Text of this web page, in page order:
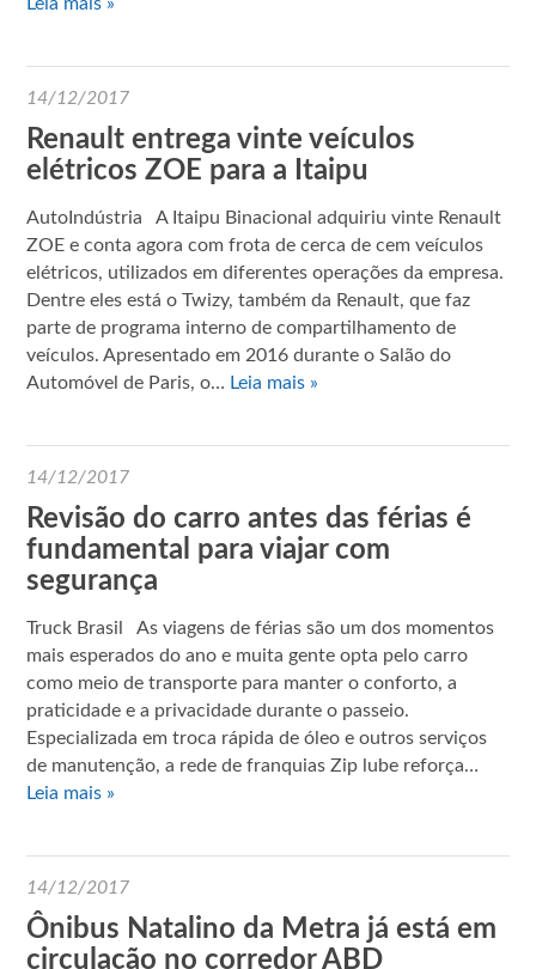
14/12/2017
Renault entrega vinte veículos
elétricos ZOE para a Itaipu
AutoIndústria A Itaipu Binacional adquiriu vinte Renault
ZOE e conta agora com frota de cerca de cem veículos
elétricos, utilizados em diferentes operações da empresa.
Dentre eles está o Twizy, também da Renault, que faz
parte de programa interno de compartilhamento de
veículos. Apresentado em 2016 durante o Salão do
Automóvel de Paris, o… Leia mais »
14/12/2017
Revisão do carro antes das férias é
fundamental para viajar com
segurança
Truck Brasil As viagens de férias são um dos momentos
mais esperados do ano e muita gente opta pelo carro
como meio de transporte para manter o conforto, a
praticidade e a privacidade durante o passeio.
Especializada em troca rápida de óleo e outros serviços
de manutenção, a rede de franquias Zip lube reforça…
Leia mais »
14/12/2017
Ônibus Natalino da Metra já está em
circulação no corredor ABD